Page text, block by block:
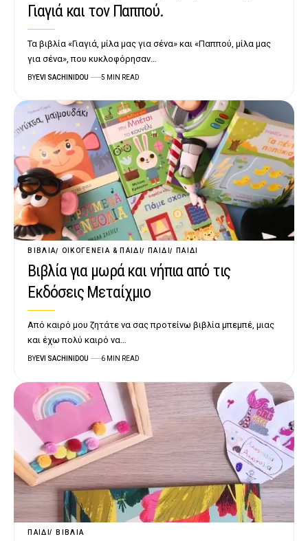
Γιαγιά και τον Παππού.
Τα βιβλία «Γιαγιά, μίλα μας για σένα» και «Παππού, μίλα μας
για σένα», που κυκλοφόρησαν…
BYEVI SACHINIDOU 5 MIN READ
ΒΙΒΛΊΑ ΟΙΚΟΓΈΝΕΙΑ & ΠΑΙΔΊ ΠΑΙΔΊ ΠΑΙΔΊ
Βιβλία για μωρά και νήπια από τις
Εκδόσεις Μεταίχμιο
Από καιρό μου ζητάτε να σας προτείνω βιβλία μπεμπέ, μιας
και έχω πολύ καιρό να…
BYEVI SACHINIDOU 6 MIN READ
ΠΑΙΔΊ ΒΙΒΛΊΑ